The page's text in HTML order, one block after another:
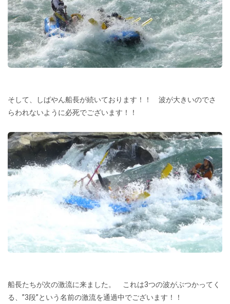
そして、しばやん船長が続いております！！ 波が大きいのでさ
らわれないように必死でございます！！
船長たちが次の激流に来ました。 これは3つの波がぶつかってく
る、”3段”という名前の激流を通過中でございます！！